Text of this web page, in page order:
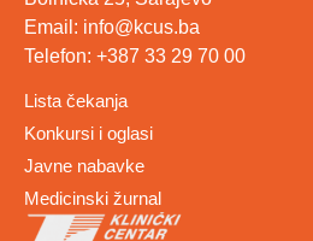
Email: info@kcus.ba
Telefon: +387 33 29 70 00
Lista čekanja
Konkursi i oglasi
Javne nabavke
Medicinski žurnal